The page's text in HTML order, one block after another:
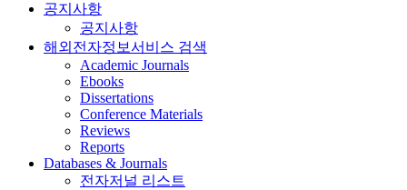
공지사항
공지사항
해외전자정보서비스 검색
Academic Journals
Ebooks
Dissertations
Conference Materials
Reviews
Reports
Databases & Journals
전자저널 리스트